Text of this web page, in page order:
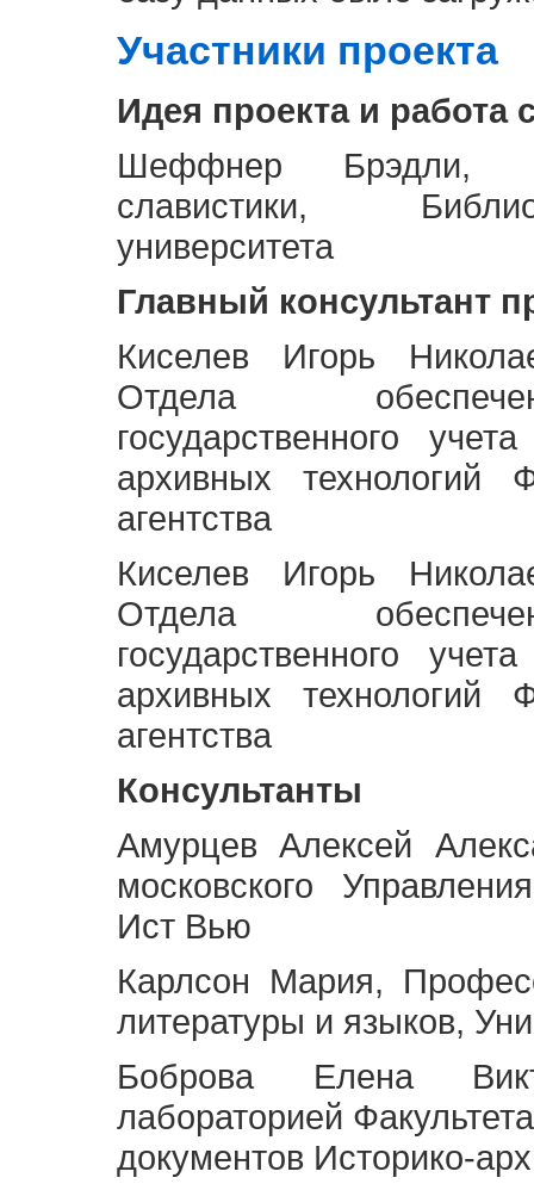
Участники проекта
Идея проекта и работа
Шеффнер Брэдли,
славистики,
университета
Главный консультант
Киселев Игорь
Отдела
государственного
архивных технологий
агентства
Киселев Игорь
Отдела
государственного
архивных технологий
агентства
Консультанты
Амурцев Алексей
московского
Ист Вью
Карлсон Мария,
литературы и языков,
Боброва Елена
лабораторией
документов Историко-